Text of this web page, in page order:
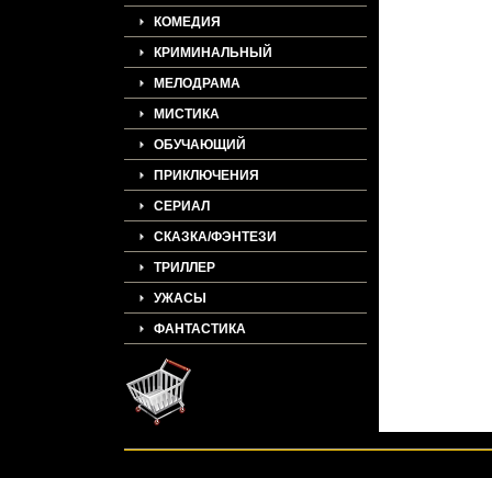
КОМЕДИЯ
КРИМИНАЛЬНЫЙ
МЕЛОДРАМА
МИСТИКА
ОБУЧАЮЩИЙ
ПРИКЛЮЧЕНИЯ
СЕРИАЛ
СКАЗКА/ФЭНТЕЗИ
ТРИЛЛЕР
УЖАСЫ
ФАНТАСТИКА